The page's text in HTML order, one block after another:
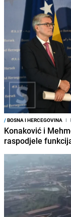
/BOSNA I HERCEGOVINA I
Konaković i
raspodjele